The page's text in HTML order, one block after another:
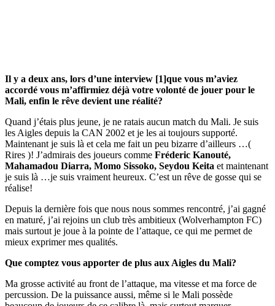
Il y a deux ans, lors d’une interview [1]que vous m’aviez
accordé vous m’affirmiez déjà votre volonté de jouer pour le
Mali, enfin le rêve devient une réalité?
Quand j’étais plus jeune, je ne ratais aucun match du Mali. Je suis
les Aigles depuis la CAN 2002 et je les ai toujours supporté.
Maintenant je suis là et cela me fait un peu bizarre d’ailleurs …(
Rires )! J’admirais des joueurs comme Fréderic Kanouté,
Mahamadou Diarra, Momo Sissoko, Seydou Keita et maintenant
je suis là …je suis vraiment heureux. C’est un rêve de gosse qui se
réalise!
Depuis la dernière fois que nous nous sommes rencontré, j’ai gagné
en maturé, j’ai rejoins un club très ambitieux (Wolverhampton FC)
mais surtout je joue à la pointe de l’attaque, ce qui me permet de
mieux exprimer mes qualités.
Que comptez vous apporter de plus aux Aigles du Mali?
Ma grosse activité au front de l’attaque, ma vitesse et ma force de
percussion. De la puissance aussi, même si le Mali possède